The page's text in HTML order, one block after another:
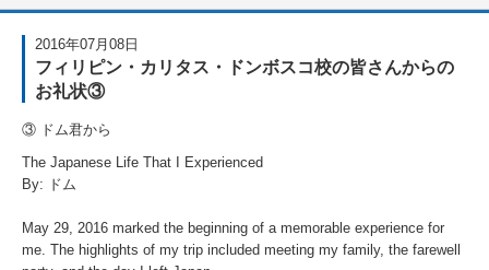
2016年07月08日
フィリピン・カリタス・ドンボスコ校の皆さんからの
お礼状③
③ ドム君から
The Japanese Life That I Experienced
By: ドム
May 29, 2016 marked the beginning of a memorable experience for
me. The highlights of my trip included meeting my family, the farewell